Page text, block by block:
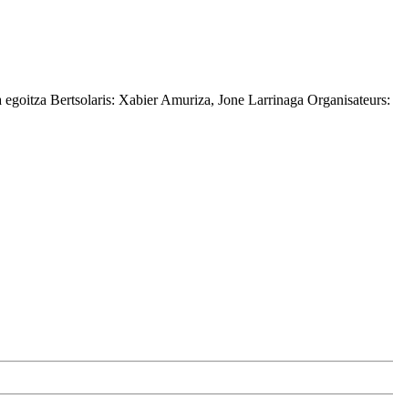
egoitza Bertsolaris: Xabier Amuriza, Jone Larrinaga Organisateurs: